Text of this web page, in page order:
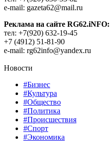
e-mail: gazeta62@mail.ru
Реклама на сайте RG62.iNFO:
тел: +7(920) 632-19-45
+7 (4912) 51-81-90
e-mail: rg62info@yandex.ru
Новости
#Бизнес
#Культура
#Общество
#Политика
#Происшествия
#Спорт
#Экономика